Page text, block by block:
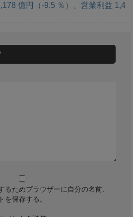
億円（-9.5 ％）、営業利益 1,4
るためブラウザーに自分の名前、
を保存する。